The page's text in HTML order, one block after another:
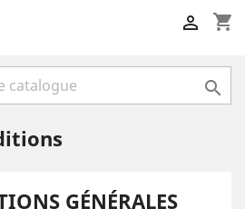
shopping_cart


GÉNÉRALES